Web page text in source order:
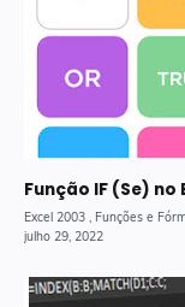
Função IF (Se) no